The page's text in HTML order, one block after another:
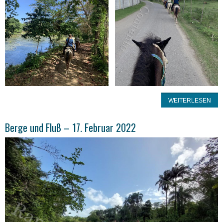
WEITERLESEN
Berge und Fluß – 17. Februar 2022